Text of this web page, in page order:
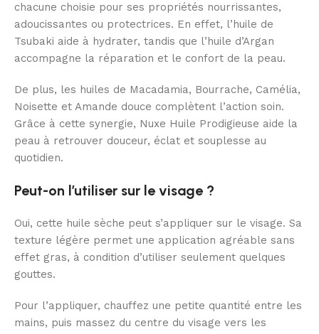
chacune choisie pour ses propriétés nourrissantes,
adoucissantes ou protectrices. En effet, l’huile de
Tsubaki aide à hydrater, tandis que l’huile d’Argan
accompagne la réparation et le confort de la peau.
De plus, les huiles de Macadamia, Bourrache, Camélia,
Noisette et Amande douce complètent l’action soin.
Grâce à cette synergie, Nuxe Huile Prodigieuse aide la
peau à retrouver douceur, éclat et souplesse au
quotidien.
Peut-on l’utiliser sur le visage ?
Oui, cette huile sèche peut s’appliquer sur le visage. Sa
texture légère permet une application agréable sans
effet gras, à condition d’utiliser seulement quelques
gouttes.
Pour l’appliquer, chauffez une petite quantité entre les
mains, puis massez du centre du visage vers les